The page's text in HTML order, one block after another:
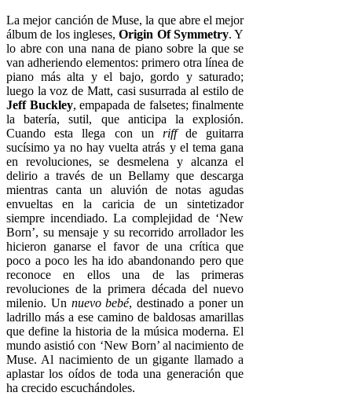
La mejor canción de Muse, la que abre el mejor
álbum de los ingleses,Origin Of Symmetry. Y
lo abre con una nana de piano sobre la que se
van adheriendo elementos: primero otra línea de
piano más alta y el bajo, gordo y saturado;
luego la voz de Matt, casi susurrada al estilo de
Jeff Buckley, empapada de falsetes; finalmente
la batería, sutil, que anticipa la explosión.
Cuando esta llega con un riffde guitarra
sucísimo ya no hay vuelta atrás y el tema gana
en revoluciones, se desmelena y alcanza el
delirio a través de un Bellamy que descarga
mientras canta un aluvión de notas agudas
envueltas en la caricia de un sintetizador
siempre incendiado. La complejidad de ‘New
Born’, su mensaje y su recorrido arrollador les
hicieron ganarse el favor de una crítica que
poco a poco les ha ido abandonando pero que
reconoce en ellos una de las primeras
revoluciones de la primera década del nuevo
milenio. Un nuevo bebé, destinado a poner un
ladrillo más a ese camino de baldosas amarillas
que define la historia de la música moderna. El
mundo asistió con ‘New Born’ al nacimiento de
Muse. Al nacimiento de un gigante llamado a
aplastar los oídos de toda una generación que
ha crecido escuchándoles.